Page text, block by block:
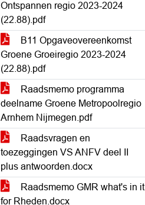
Ontspannen regio 2023-2024
(22.88).pdf
B11 Opgaveovereenkomst
Groene Groeiregio 2023-2024
(22.88).pdf
Raadsmemo programma
deelname Groene Metropoolregio
Arnhem Nijmegen.pdf
Raadsvragen en
toezeggingen VS ANFV deel II
plus antwoorden.docx
Raadsmemo GMR what's in it
for Rheden.docx